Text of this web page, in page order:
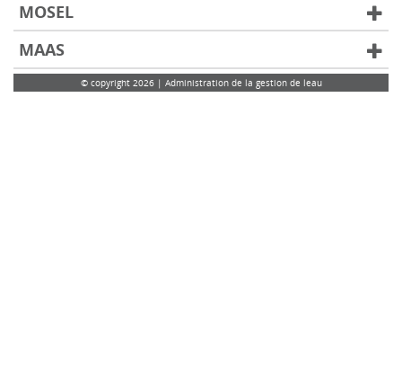
MOSEL
MAAS
© copyright 2026 | Administration de la gestion de leau